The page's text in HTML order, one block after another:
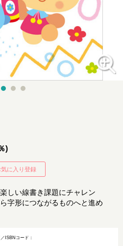
)
気に入り登録
しい線書き課題にチャレン
字形につながるものへと進め
ISBNコード：